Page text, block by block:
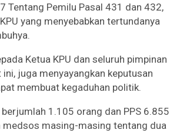
Tentang Pemilu Pasal 431 dan 432,
yang menyebabkan tertundanya
Ketua KPU dan seluruh pimpinan
juga menyayangkan keputusan
membuat kegaduhan politik.
1.105 orang dan PPS 6.855
masing-masing tentang dua